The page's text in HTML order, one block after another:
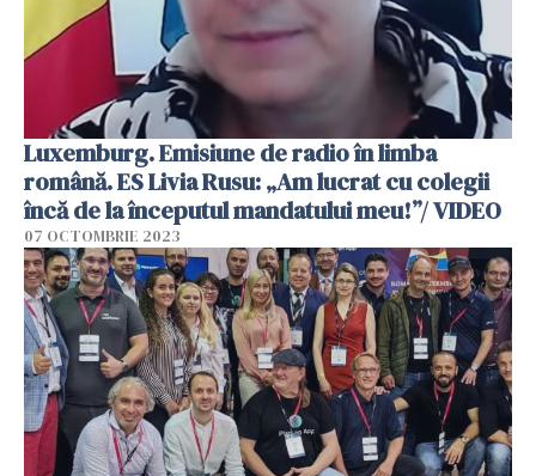
Luxemburg. Emisiune de radio în limba
română. ES Livia Rusu: „Am lucrat cu colegii
încă de la începutul mandatului meu!”/ VIDEO
07 OCTOMBRIE 2023